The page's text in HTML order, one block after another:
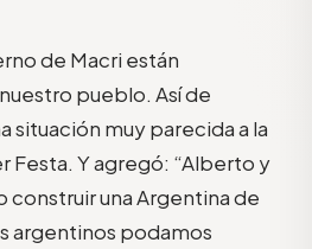
de Macri están
pueblo. Así de
situación muy parecida a la
Festa. Y agregó: “Alberto y
construir una Argentina de
argentinos podamos